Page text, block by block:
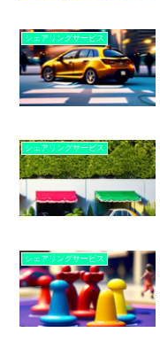
シェアリングサービス
シェアリングサービス
シェアリングサービス